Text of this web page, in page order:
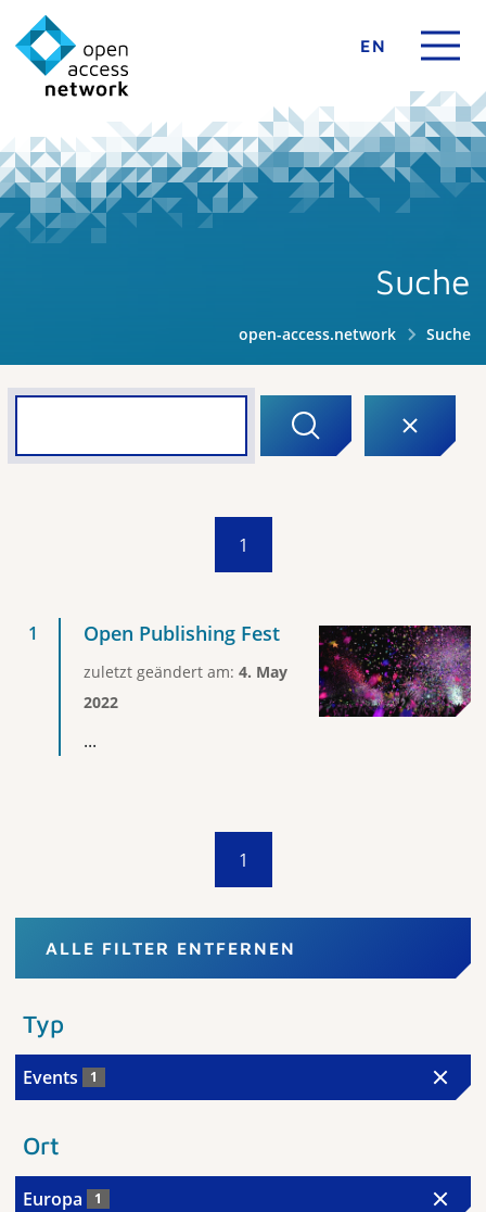
EN
Suche
open-access.network Suche
1
Open Publishing Fest
zuletzt geändert am: 4. May
2022
...
1
ALLE FILTER ENTFERNEN
Typ
Events 1
Ort
Europa 1